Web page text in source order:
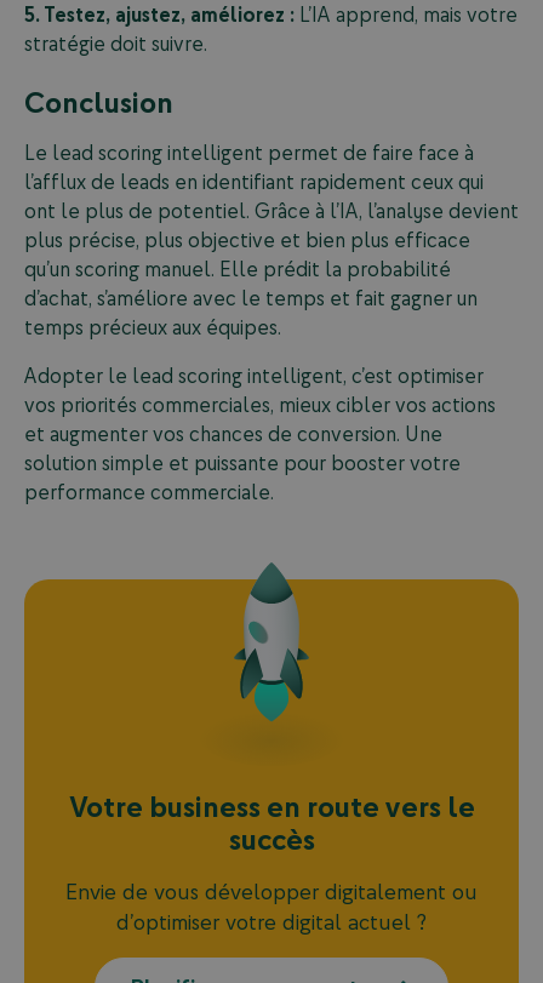
5. Testez, ajustez, améliorez : L’IA apprend, mais votre
stratégie doit suivre.
Conclusion
Le lead scoring intelligent permet de faire face à
l’afflux de leads en identifiant rapidement ceux qui
ont le plus de potentiel. Grâce à l’IA, l’analyse devient
plus précise, plus objective et bien plus efficace
qu’un scoring manuel. Elle prédit la probabilité
d’achat, s’améliore avec le temps et fait gagner un
temps précieux aux équipes.
Adopter le lead scoring intelligent, c’est optimiser
vos priorités commerciales, mieux cibler vos actions
et augmenter vos chances de conversion. Une
solution simple et puissante pour booster votre
performance commerciale.
Votre business en route vers le
succès
Envie de vous développer digitalement ou
d’optimiser votre digital actuel ?